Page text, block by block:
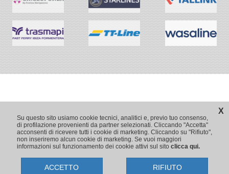
X
Su questo sito usiamo cookie tecnici, analitici e, previo tuo consenso,
di profilazione provenienti da partner selezionati. Cliccando "Accetta"
acconsenti di ricevere tutti i cookie di marketing. Cliccando su "Rifiuto",
non inseriremo alcun cookie di marketing. Se vuoi maggiori
informazioni sul funzionamento dei cookie attivi sul sito clicca qui.
ACCETTO RIFIUTO